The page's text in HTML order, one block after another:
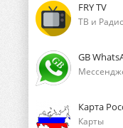
FRY TV
ТВ и
GB
Карта
Карты